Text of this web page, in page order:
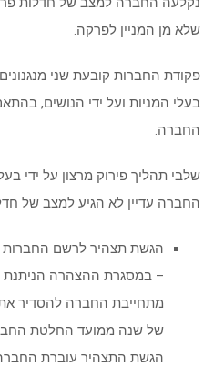
שלא מן המניין לפרקה.
פקודת החברות קובעת שני
בעלי המניות ועל ידי הנושים,
החברה.
שלבי תהליך פירוק מרצון על ידי
החברה עדיין לא הגיע למצב של
הגשת תצהיר לרשם
– במסגרת ההצהרה הניתנת
מתחייבת החברה להסדיר את
של שנה ממועד החלטת
הגשת התצהיר עוברת